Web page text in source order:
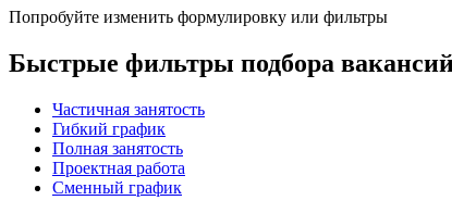
Попробуйте изменить формулировку или фильтры
Быстрые фильтры подбора
Частичная занятость
Гибкий график
Полная занятость
Проектная работа
Сменный график